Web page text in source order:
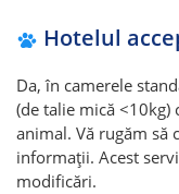
Hotelul
Da, în camerele
(de talie mică
animal. Vă rugăm să
informații. Acest
modificări.